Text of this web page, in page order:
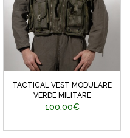
TACTICAL VEST MODULARE
VERDE MILITARE
100,00€